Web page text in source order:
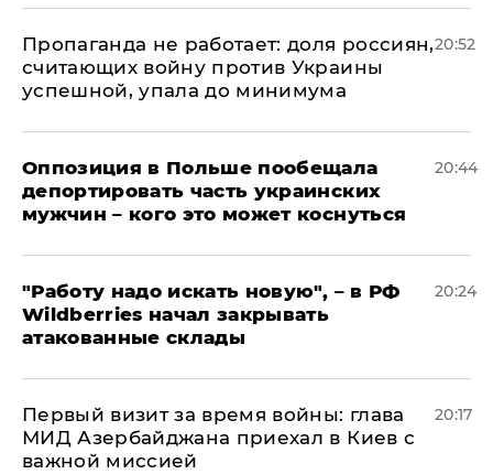
​Пропаганда не работает: доля россиян,
считающих войну против Украины
успешной, упала до минимума
20:52
Оппозиция в Польше пообещала
депортировать часть украинских
мужчин – кого это может коснуться
20:44
"Работу надо искать новую", – в РФ
Wildberries начал закрывать
атакованные склады
20:24
Первый визит за время войны: глава
МИД Азербайджана приехал в Киев с
важной миссией
20:17